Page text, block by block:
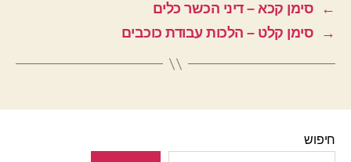
←
סימן קכא – דיני הכשר כלים
→
סימן קלט – הלכות עבודת כוכבים
חיפוש